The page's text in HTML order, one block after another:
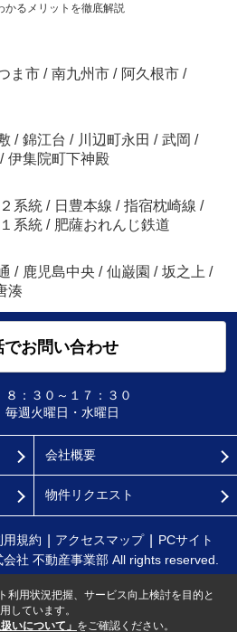
かるメリットを徹底解説
ま市 / 南九州市 / 阿久根市 /
/ 錦江台 / 川辺町永田 / 武岡 /
/ 伊集院町下神殿
系統 / 日豊本線 / 指宿枕崎線 /
系統 / 肥薩おれんじ鉄道
/ 鹿児島中央 / 仙巌園 / 坂之上 /
湊
でお問い合わせ
８：３０～１７：３０
毎週火曜日・水曜日
会社概要
物件リクエスト
用規約 アクセスマップ
PCサイト
社 不動産事業部 All rights reserved.
利用状況把握、サービス向上検討を目的と
しています。
いについて」 をご確認ください。